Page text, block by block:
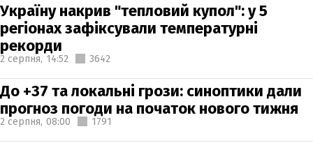
Україну накрив "тепловий купол": у 5
регіонах зафіксували температурні
рекорди
2 серпня, 14:52 3642
До +37 та локальні грози: синоптики дали
прогноз погоди на початок нового тижня
2 серпня, 08:00 1791